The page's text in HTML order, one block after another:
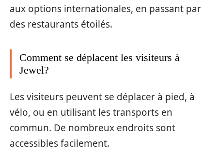
aux options internationales, en passant par
des restaurants étoilés.
Comment se déplacent les visiteurs à
Jewel?
Les visiteurs peuvent se déplacer à pied, à
vélo, ou en utilisant les transports en
commun. De nombreux endroits sont
accessibles facilement.